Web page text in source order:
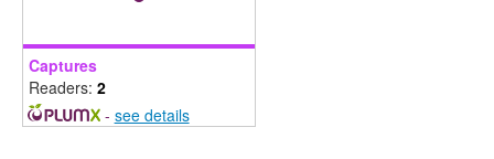
Captures
Readers: 2
- see details